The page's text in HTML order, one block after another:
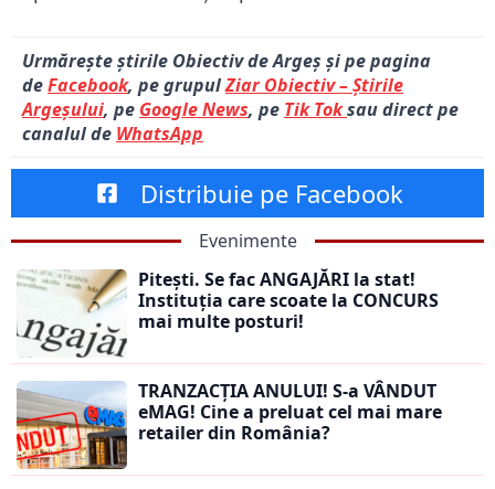
Urmărește știrile Obiectiv de Argeș și pe pagina
deFacebook, pe grupulZiar Obiectiv – Știrile
Argeșului, pe Google News, pe Tik Toksau direct pe
canalul de WhatsApp
Distribuie pe Facebook
Evenimente
Pitești. Se fac ANGAJĂRI la stat!
Instituția care scoate la CONCURS
mai multe posturi!
TRANZACȚIA ANULUI! S-a VÂNDUT
eMAG! Cine a preluat cel mai mare
retailer din România?